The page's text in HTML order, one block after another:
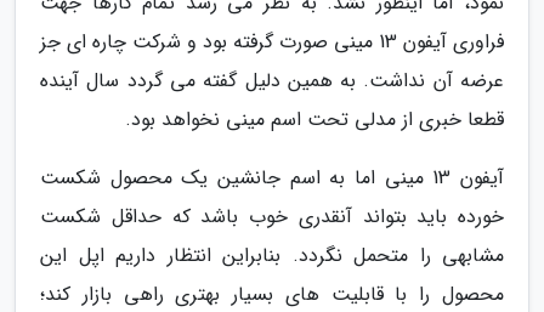
فراوری آیفون 13 مینی صورت گرفته بود و شرکت چاره ای جز
عرضه آن نداشت. به همین دلیل گفته می گردد سال آینده
قطعا خبری از مدلی تحت اسم مینی نخواهد بود.
آیفون 13 مینی اما به اسم جانشین یک محصول شکست
خورده باید بتواند آنقدری خوب باشد که حداقل شکست
مشابهی را متحمل نگردد. بنابراین انتظار داریم اپل این
محصول را با قابلیت های بسیار بهتری راهی بازار کند؛